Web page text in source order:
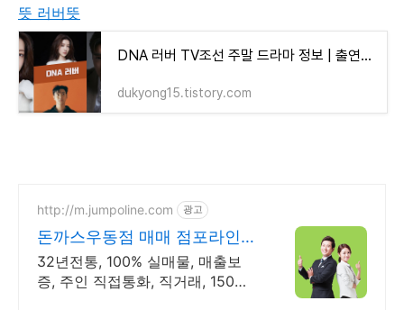
뜻 러버뜻
DNA 러버 TV조선 주말 드라마 정보 | 출연진 등장인물 캐스팅 인물관계도 | 방송시간 방송횟수 다
dukyong15.tistory.com
http://m.jumpoline.com 광고
돈까스우동점 매매 점포라인
빠른 직거래 & 안전중개거래
32년전통, 100% 실매물, 매출보
증, 주인 직접통화, 직거래, 150명